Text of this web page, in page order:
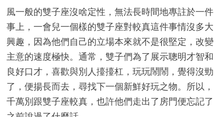
風一般的雙子座沒啥定性，無法長時間地專註於一件
事上，一會兒一個樣的雙子座對較真這件事情沒多大
興趣，因為他們自己的立場本來就不是很堅定，改變
主意的速度極快。通常，雙子們為了展示聰明才智和
良好口才，喜歡與別人擡擡杠，玩玩鬧鬧，覺得沒勁
了，便揚長而去，尋找下一個新鮮好玩之物。所以，
千萬別跟雙子座較真，也許他們走出了房門便忘記了